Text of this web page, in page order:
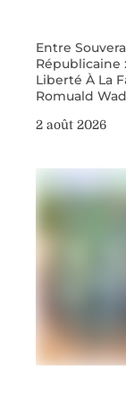
Entre
Républicaine
Liberté À La
Romuald
2 août 2026